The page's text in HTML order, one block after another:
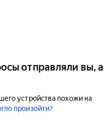
отправляли вы, а
устройства похожи на
произойти?